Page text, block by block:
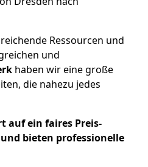
Ressourcen und
und
haben wir eine große
die nahezu jedes
auf ein faires Preis-
bieten professionelle